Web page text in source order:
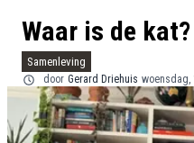
Waar is de kat?
Samenleving
door Gerard Driehuis woensdag,